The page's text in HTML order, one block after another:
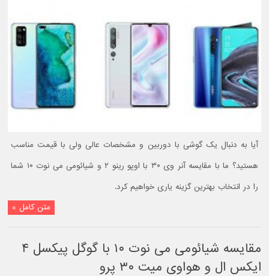
آیا به دنبال یک گوشی با دوربین و مشخصات عالی ولی با قیمت مناسب
هستید؟ ما با مقایسه آنر وی ۳۰ با اوپو رینو ۲ و شیائومی می نوت ۱۰ شما
را در انتخاب بهترین گزینه یاری خواهیم کرد.
متن کامل »
مقایسه شیائومی می نوت ۱۰ با گوگل پیکسل ۴
ایکس ال و هواوی میت ۳۰ پرو